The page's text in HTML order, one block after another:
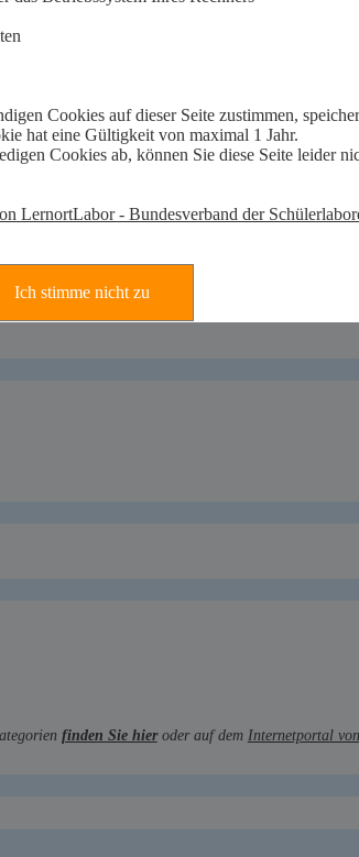
Hochwasserschutz befassen.
finden Sie hieroder auf dem Internetportal von